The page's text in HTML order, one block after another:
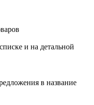
и на детальной
в название